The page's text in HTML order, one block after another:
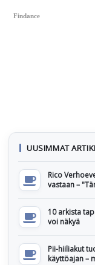
Findance
UUSIMMAT
Rico
vastaan –
10 arkista
voi näkyä
Pii-hiiliakut
käyttöajan –